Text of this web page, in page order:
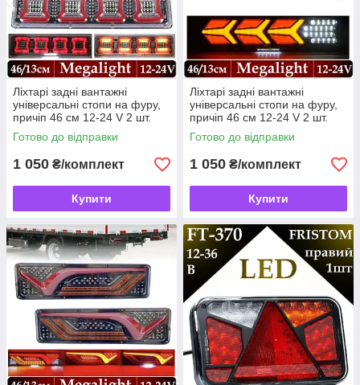
Ліхтарі задні вантажні
універсальні стопи на фуру,
причіп 46 см 12-24 V 2 шт.
Готово до відправки
1 050 ₴/комплект
Купити
Ліхтарі задні вантажні
універсальні стопи на фуру,
причіп 46 см 12-24 V 2 шт.
Готово до відправки
1 050 ₴/комплект
Купити